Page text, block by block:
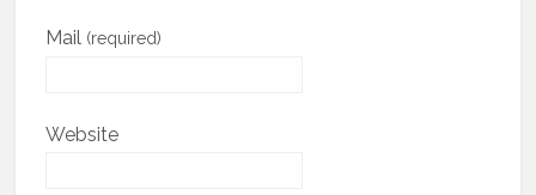
Mail (required)
Website